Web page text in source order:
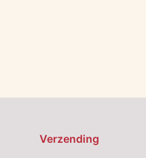
Verzending